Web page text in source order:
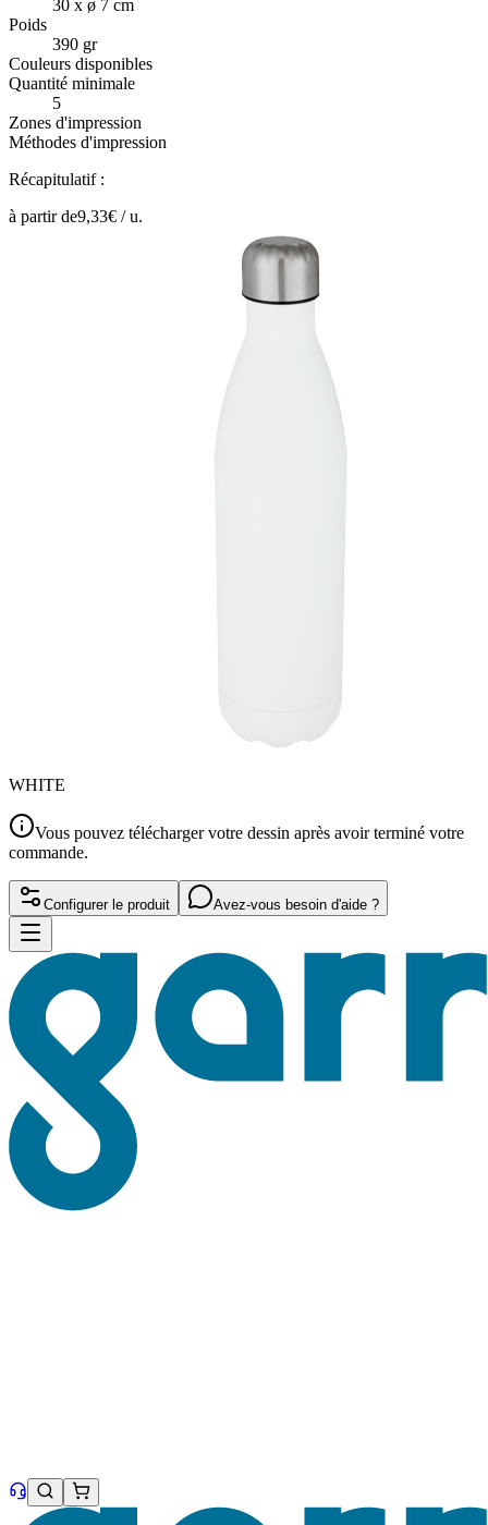
30 x ø 7 cm
Poids
390 gr
Couleurs disponibles
Quantité minimale
5
Zones d'impression
Méthodes d'impression
Récapitulatif :
à partir de9,33€ /u.
WHITE
Vous pouvez télécharger votre dessin après avoir terminé votre
commande.
Configurer le produit Avez-vous besoin d'aide ?